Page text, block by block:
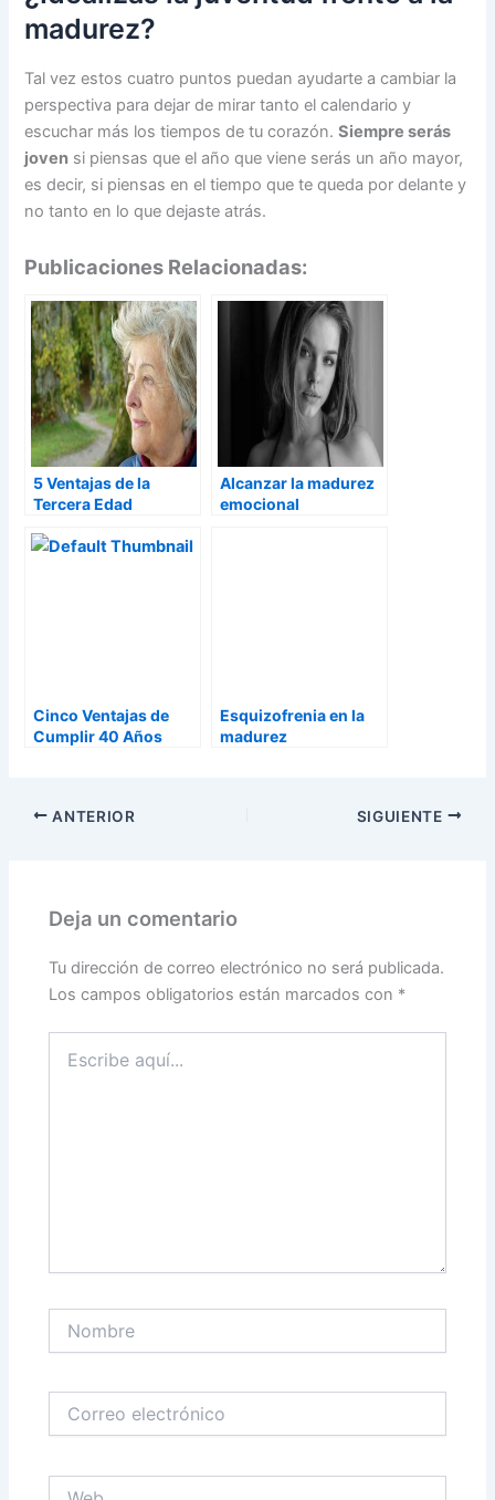
madurez?
Tal vez estos cuatro puntos puedan ayudarte a cambiar la
perspectiva para dejar de mirar tanto el calendario y
escuchar más los tiempos de tu corazón.Siempre serás
joven si piensas que el año que viene serás un año mayor,
es decir, si piensas en el tiempo que te queda por delante y
no tanto en lo que dejaste atrás.
Publicaciones Relacionadas:
5 Ventajas de la
Tercera Edad
Alcanzar la madurez
emocional
Cinco Ventajas de
Cumplir 40 Años
Esquizofrenia en la
madurez
ANTERIOR SIGUIENTE
Deja un comentario
Tu dirección de correo electrónico no será publicada.
Los campos obligatorios están marcados con *
aquí...
electrónico